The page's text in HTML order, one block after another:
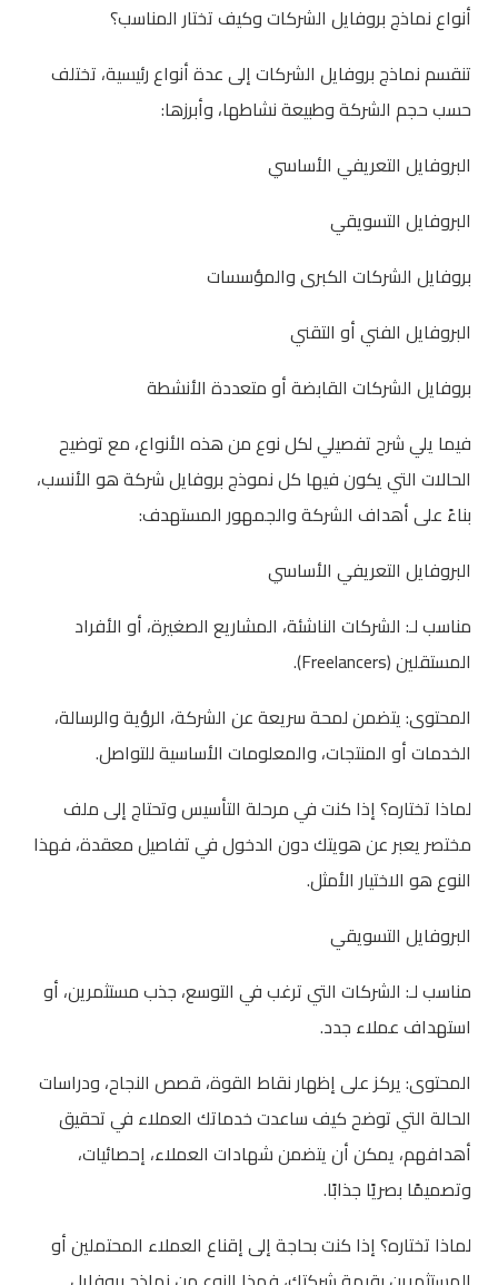
أنواع نماذج بروفايل الشركات وكيف تختار المناسب؟
تنقسم نماذج بروفايل الشركات إلى عدة أنواع رئيسية، تختلف
حسب حجم الشركة وطبيعة نشاطها، وأبرزها:
البروفايل التعريفي الأساسي
البروفايل التسويقي
بروفايل الشركات الكبرى والمؤسسات
البروفايل الفني أو التقني
بروفايل الشركات القابضة أو متعددة الأنشطة
فيما يلي شرح تفصيلي لكل نوع من هذه الأنواع، مع توضيح
الحالات التي يكون فيها كل نموذج بروفايل شركة هو الأنسب،
بناءً على أهداف الشركة والجمهور المستهدف:
البروفايل التعريفي الأساسي
مناسب لـ: الشركات الناشئة، المشاريع الصغيرة، أو الأفراد
المستقلين (Freelancers).
المحتوى: يتضمن لمحة سريعة عن الشركة، الرؤية والرسالة،
الخدمات أو المنتجات، والمعلومات الأساسية للتواصل.
لماذا تختاره؟ إذا كنت في مرحلة التأسيس وتحتاج إلى ملف
مختصر يعبر عن هويتك دون الدخول في تفاصيل معقدة، فهذا
النوع هو الاختيار الأمثل.
البروفايل التسويقي
مناسب لـ: الشركات التي ترغب في التوسع، جذب مستثمرين، أو
استهداف عملاء جدد.
المحتوى: يركز على إظهار نقاط القوة، قصص النجاح، ودراسات
الحالة التي توضح كيف ساعدت خدماتك العملاء في تحقيق
أهدافهم، يمكن أن يتضمن شهادات العملاء، إحصائيات،
وتصميمًا بصريًا جذابًا.
لماذا تختاره؟ إذا كنت بحاجة إلى إقناع العملاء المحتملين أو